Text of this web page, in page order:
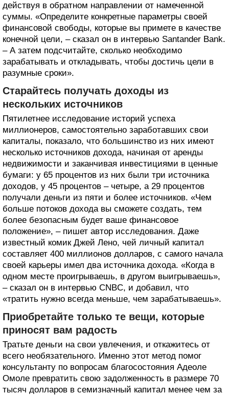
действуя в обратном направлении от намеченной
суммы. «Определите конкретные параметры своей
финансовой свободы, которые вы примете в качестве
конечной цели, – сказал он в интервью Santander Bank.
– А затем подсчитайте, сколько необходимо
зарабатывать и откладывать, чтобы достичь цели в
разумные сроки».
Старайтесь получать доходы из
нескольких источников
Пятилетнее исследование историй успеха
миллионеров, самостоятельно заработавших свои
капиталы, показало, что большинство из них имеют
несколько источников дохода, начиная от аренды
недвижимости и заканчивая инвестициями в ценные
бумаги: у 65 процентов из них были три источника
доходов, у 45 процентов – четыре, а 29 процентов
получали деньги из пяти и более источников. «Чем
больше потоков дохода вы сможете создать, тем
более безопасным будет ваше финансовое
положение», – пишет автор исследования. Даже
известный комик Джей Лено, чей личный капитал
составляет 400 миллионов долларов, с самого начала
своей карьеры имел два источника дохода. «Когда в
одном месте проигрываешь, в другом выигрываешь»,
– сказал он в интервью CNBC, и добавил, что
«тратить нужно всегда меньше, чем зарабатываешь».
Приобретайте только те вещи, которые
приносят вам радость
Тратьте деньги на свои увлечения, и откажитесь от
всего необязательного. Именно этот метод помог
консультанту по вопросам благосостояния Адеоле
Омоле превратить свою задолженность в размере 70
тысяч долларов в семизначный капитал менее чем за